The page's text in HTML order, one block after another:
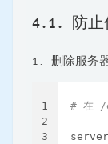
4.1. 防止
删除服务
1
2
3
# 在 /